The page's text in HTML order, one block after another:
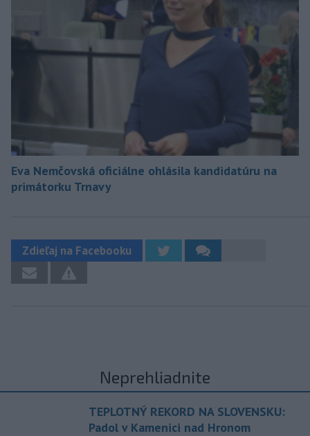
Eva Nemčovská oficiálne ohlásila kandidatúru na
primátorku Trnavy
Zdieľaj na Facebooku
Neprehliadnite
TEPLOTNÝ REKORD NA SLOVENSKU:
Padol v Kamenici nad Hronom